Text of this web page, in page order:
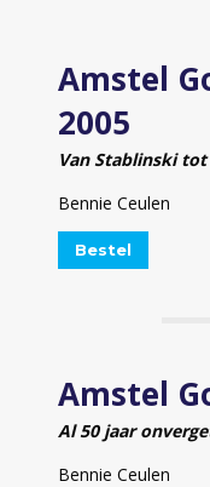
Amstel
2005
Van Stablinski tot
Bennie Ceulen
Bestel
Amstel
Al 50 jaar
Bennie Ceulen